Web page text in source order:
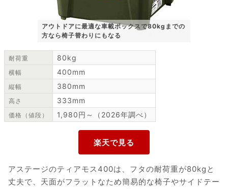
アウトドアに最適な車載ボックスで80kgまでの
方なら椅子替わりにもなる
耐荷重 80kg
横幅 400mm
縦幅 380mm
高さ 333mm
価格（値段） 1,980円～（2026年調べ）
アステージのティアモス400は、フタの耐荷重が80kgと
丈夫で、天面がフラットなため簡易的な椅子やサイドテー